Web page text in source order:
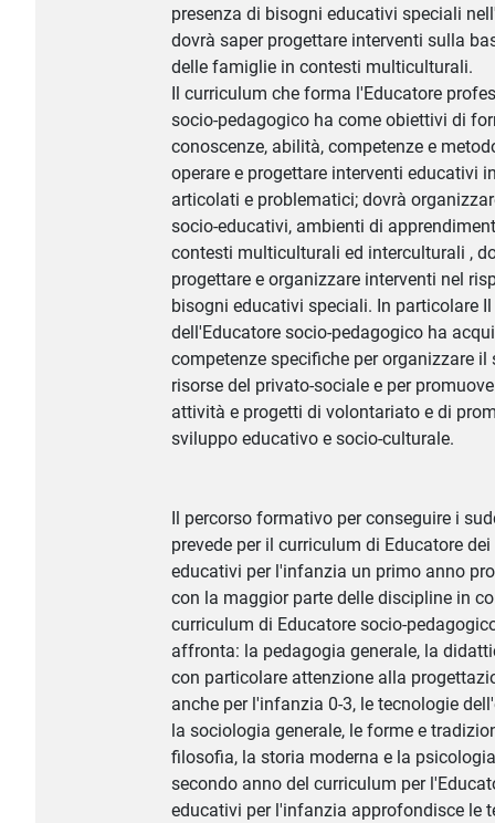
presenza di bisogni educativi speciali
dovrà saper progettare interventi sulla
delle famiglie in contesti multiculturali.
Il curriculum che forma l'Educatore
socio-pedagogico ha come obiettivi di
conoscenze, abilità, competenze e
operare e progettare interventi educativi
articolati e problematici; dovrà
socio-educativi, ambienti di
contesti multiculturali ed interculturali ,
progettare e organizzare interventi nel
bisogni educativi speciali. In particolare
dell'Educatore socio-pedagogico ha
competenze specifiche per organizzare il
risorse del privato-sociale e per
attività e progetti di volontariato e di
sviluppo educativo e socio-culturale.
Il percorso formativo per conseguire i
prevede per il curriculum di Educatore
educativi per l'infanzia un primo anno
con la maggior parte delle discipline in
curriculum di Educatore socio-
affronta: la pedagogia generale, la
con particolare attenzione alla
anche per l'infanzia 0-3, le tecnologie
la sociologia generale, le forme e
filosofia, la storia moderna e la
secondo anno del curriculum per
educativi per l'infanzia approfondisce le